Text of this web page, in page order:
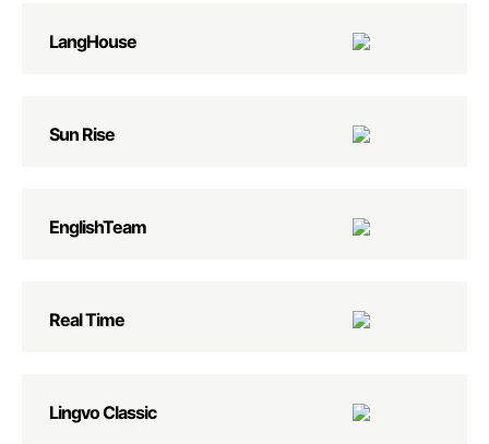
LangHouse
Sun Rise
EnglishTeam
Real Time
Lingvo Classic